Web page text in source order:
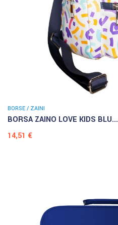
BORSE / ZAINI
BORSA ZAINO LOVE KIDS BLU...
Prezzo
14,51 €